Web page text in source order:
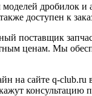
дробилок
доступен к
поставщик
ценам. Мы
на сайте q-
консультацию